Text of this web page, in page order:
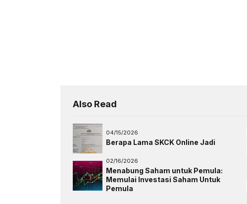
Also Read
04/15/2026
Berapa Lama SKCK Online Jadi
02/16/2026
Menabung Saham untuk Pemula:
Memulai Investasi Saham Untuk
Pemula